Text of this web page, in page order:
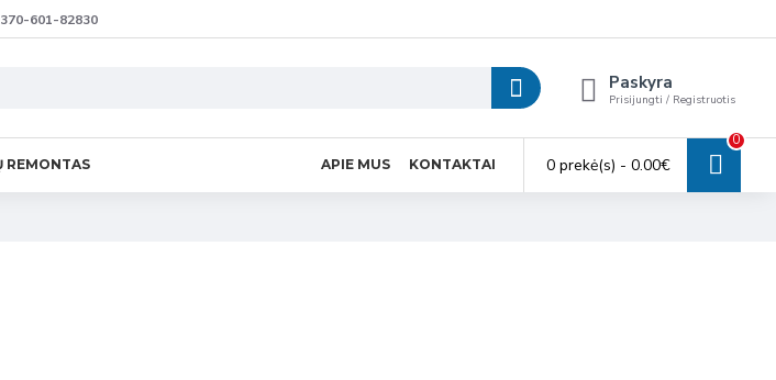
601-82830
Paskyra
Prisijungti / Registruotis
REMONTAS APIE MUS KONTAKTAI 0 prekė(s) - 0.00€
0